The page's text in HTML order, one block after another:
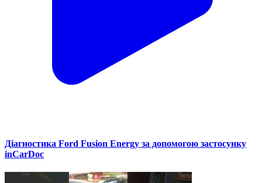
Діагностика Ford Fusion Energy за допомогою застосунку
inCarDoc